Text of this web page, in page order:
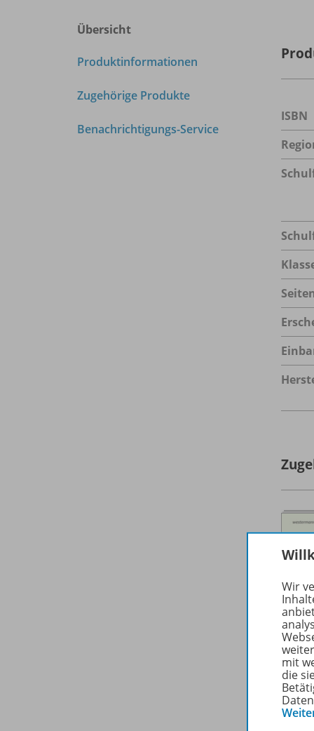
Übersicht
Produktinformationen
Zugehörige Produkte
Benachrichtigungs-Service
ISBN
Wir
mit
die